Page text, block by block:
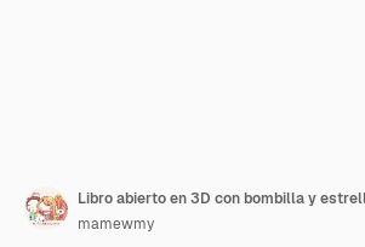
mamewmy